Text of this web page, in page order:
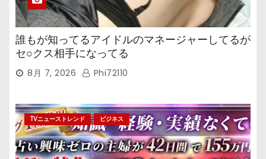
誰もが知ってるアイドルのマネージャーしてるが
セ○クス相手になってる
8月 7, 2026 Phi72110
TVニューストレンド ビジネス